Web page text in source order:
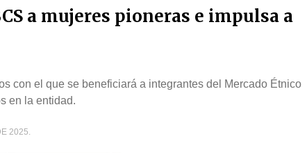
a mujeres pioneras e impulsa a
con el que se beneficiará a integrantes del Mercado Étnico
en la entidad.
2025.